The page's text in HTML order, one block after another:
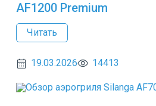
AF1200 Premium
Читать
19.03.2026 14413